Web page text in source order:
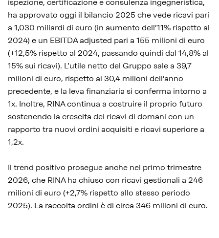
ispezione, certificazione e consulenza ingegneristica,
ha approvato oggi il bilancio 2025 che vede ricavi pari
a 1,030 miliardi di euro (in aumento dell’11% rispetto al
2024) e un EBITDA adjusted pari a 155 milioni di euro
(+12,5% rispetto al 2024, passando quindi dal 14,8% al
15% sui ricavi). L’utile netto del Gruppo sale a 39,7
milioni di euro, rispetto ai 30,4 milioni dell’anno
precedente, e la leva finanziaria si conferma intorno a
1x. Inoltre, RINA continua a costruire il proprio futuro
sostenendo la crescita dei ricavi di domani con un
rapporto tra nuovi ordini acquisiti e ricavi superiore a
1,2x.
Il trend positivo prosegue anche nel primo trimestre
2026, che RINA ha chiuso con ricavi gestionali a 246
milioni di euro (+2,7% rispetto allo stesso periodo
2025). La raccolta ordini è di circa 346 milioni di euro.